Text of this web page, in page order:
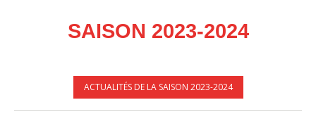
SAISON 2023-2024
ACTUALITÉS DE LA SAISON 2023-2024